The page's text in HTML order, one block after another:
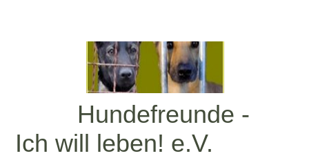
Hundefreunde -
Ich will leben! e.V.